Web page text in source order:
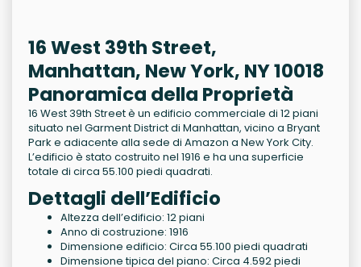
16 West 39th Street,
Manhattan, New York, NY 10018
Panoramica della Proprietà
16 West 39th Street è un edificio commerciale di 12 piani
situato nel Garment District di Manhattan, vicino a Bryant
Park e adiacente alla sede di Amazon a New York City.
L’edificio è stato costruito nel 1916 e ha una superficie
totale di circa 55.100 piedi quadrati.
Dettagli dell’Edificio
Altezza dell’edificio: 12 piani
Anno di costruzione: 1916
Dimensione edificio: Circa 55.100 piedi quadrati
Dimensione tipica del piano: Circa 4.592 piedi